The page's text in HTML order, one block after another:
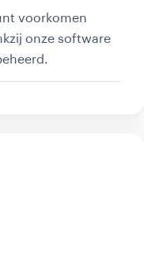
voorkomen
onze software